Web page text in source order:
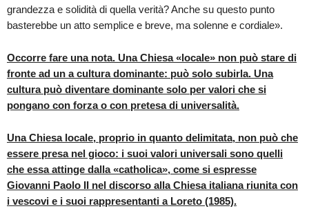
grandezza e solidità di quella verità? Anche su questo punto
basterebbe un atto semplice e breve, ma solenne e cordiale».
Occorre fare una nota. Una Chiesa «locale» non può stare di
fronte ad un a cultura dominante: può solo subirla. Una
cultura può diventare dominante solo per valori che si
pongano con forza o con pretesa di universalità.
Una Chiesa locale, proprio in quanto delimitata, non può che
essere presa nel gioco: i suoi valori universali sono quelli
che essa attinge dalla «catholica», come si espresse
Giovanni Paolo II nel discorso alla Chiesa italiana riunita con
i vescovi e i suoi rappresentanti a Loreto (1985).